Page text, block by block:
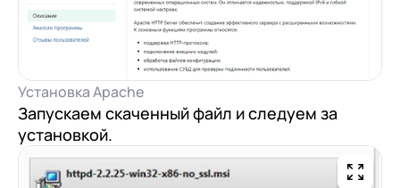
Установка Apache
Запускаем скаченный файл и следуем за
установкой.